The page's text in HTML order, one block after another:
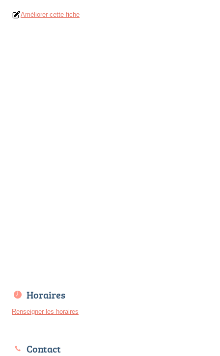
Améliorer cette fiche
Horaires
Renseigner les horaires
Contact